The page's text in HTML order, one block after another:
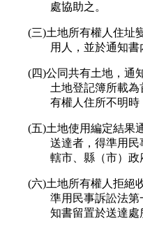
處協助之。
(三)土地所有權人住址
用人，並於通知書
(四)公同共有土地，通
土地登記簿所載
有權人住所不明時
(五)土地使用編定結果
送達者，得準用
轄市、縣（市）政
(六)土地所有權人拒絕
準用民事訴訟法第
知書留置於送達處